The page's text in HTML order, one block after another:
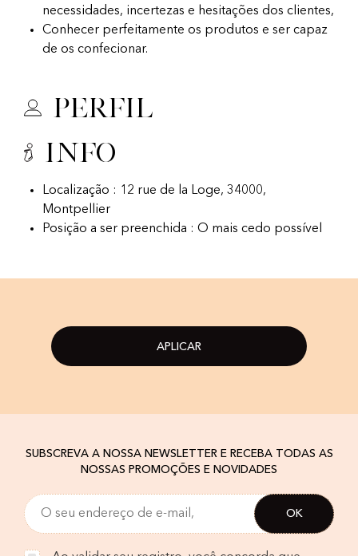
necessidades, incertezas e hesitações dos clientes,
Conhecer perfeitamente os produtos e ser capaz
de os confecionar.
Perfil
Info
Localização : 12 rue de la Loge, 34000,
Montpellier
Posição a ser preenchida : O mais cedo possível
APLICAR
SUBSCREVA A NOSSA NEWSLETTER E RECEBA TODAS AS
NOSSAS PROMOÇÕES E NOVIDADES